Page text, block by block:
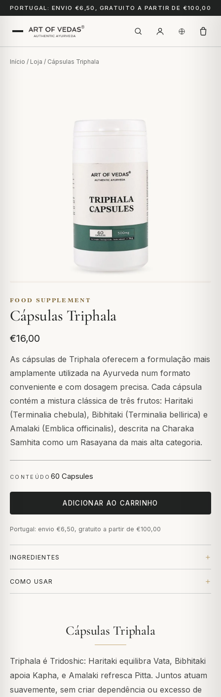
PORTUGAL: ENVIO €6,50, GRATUITO A PARTIR DE €100,00
Início / Loja / Cápsulas Triphala
FOOD SUPPLEMENT
Cápsulas Triphala
€16,00
As cápsulas de Triphala oferecem a formulação mais
amplamente utilizada na Ayurveda num formato
conveniente e com dosagem precisa. Cada cápsula
contém a mistura clássica de três frutos: Haritaki
(Terminalia chebula), Bibhitaki (Terminalia bellirica) e
Amalaki (Emblica officinalis), descrita na Charaka
Samhita como um Rasayana da mais alta categoria.
CONTEÚDO 60 Capsules
ADICIONAR AO CARRINHO
Portugal: envio €6,50, gratuito a partir de €100,00
INGREDIENTES
COMO USAR
Cápsulas Triphala
Triphala é Tridoshic: Haritaki equilibra Vata, Bibhitaki
apoia Kapha, e Amalaki refresca Pitta. Juntos atuam
suavemente, sem criar dependência ou excesso de